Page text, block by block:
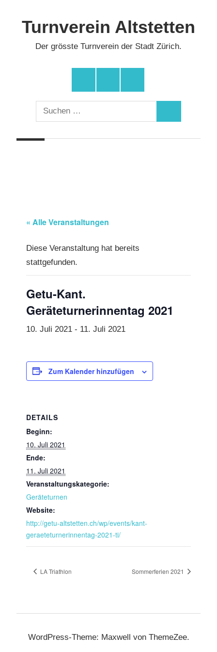
Inhalt
springen
Turnverein Altstetten
Der grösste Turnverein der Stadt Zürich.
Suchen
nach:
« Alle Veranstaltungen
Diese Veranstaltung hat bereits
stattgefunden.
Getu-Kant.
Geräteturnerinnentag 2021
10. Juli 2021 - 11. Juli 2021
Zum Kalender hinzufügen
DETAILS
Beginn:
10. Juli 2021
Ende:
11. Juli 2021
Veranstaltungskategorie:
Geräteturnen
Website:
http://getu-altstetten.ch/wp/events/kant-
geraeteturnerinnentag-2021-ti/
LA Triathlon Sommerferien 2021
WordPress-Theme: Maxwell von ThemeZee.